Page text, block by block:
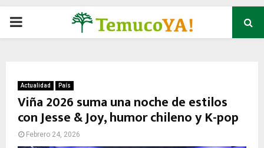
P
M
Actualidad País
Viña 2026 suma una noche de estilos
con Jesse & Joy, humor chileno y K-pop
Febrero 24, 2026